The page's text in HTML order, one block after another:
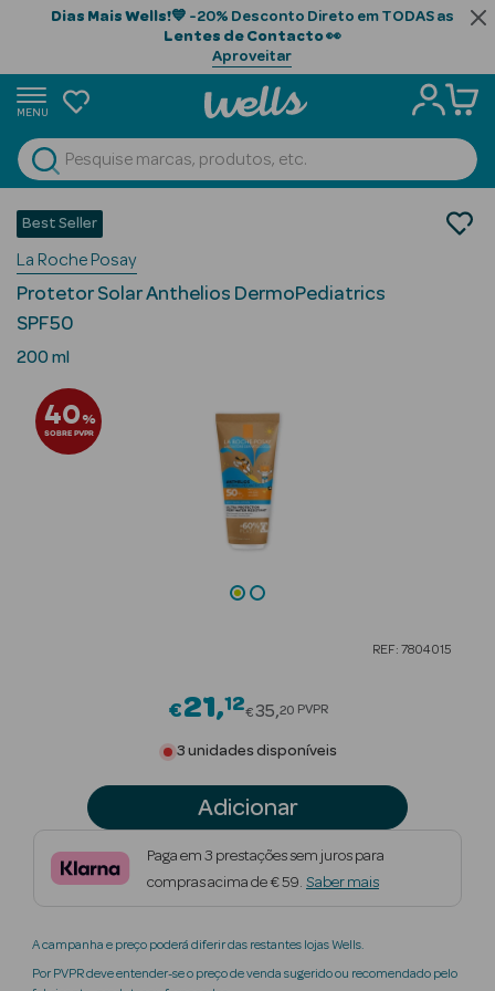
Dias Mais Wells!💙 -20% Desconto Direto em TODAS as
Lentes de Contacto👀
Aproveitar
MENU
Ver Tudo
Beauty Season
Cabelo
Beauty Season
Cosmética
Beauty Season
Cosmética
Beauty Season
Beauty Season
Beauty Season
Bebé e Mamã
Protetores Solares
Best Seller
La Roche Posay
Protetor Solar Anthelios DermoPediatrics
SPF50
200 ml
40%
SOBRE PVPR
REF: 7804015
€21 12Price reduced from
€35 20 PVPR
3 unidades disponíveis
Adicionar
Paga em 3 prestações sem juros para
compras acima de € 59. Saber mais
A campanha e preço poderá diferir das restantes lojas Wells.
Por PVPR deve entender-se o preço de venda sugerido ou recomendado pelo